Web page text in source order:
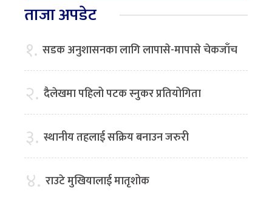
ताजा अपडेट
१. सडक अनुशासनका लागि लापासे-मापासे चेकजाँच
२. दैलेखमा पहिलो पटक स्नुकर प्रतियोगिता
३. स्थानीय तहलाई सक्रिय बनाउन जरुरी
४. राउटे मुखियालाई मातृशोक